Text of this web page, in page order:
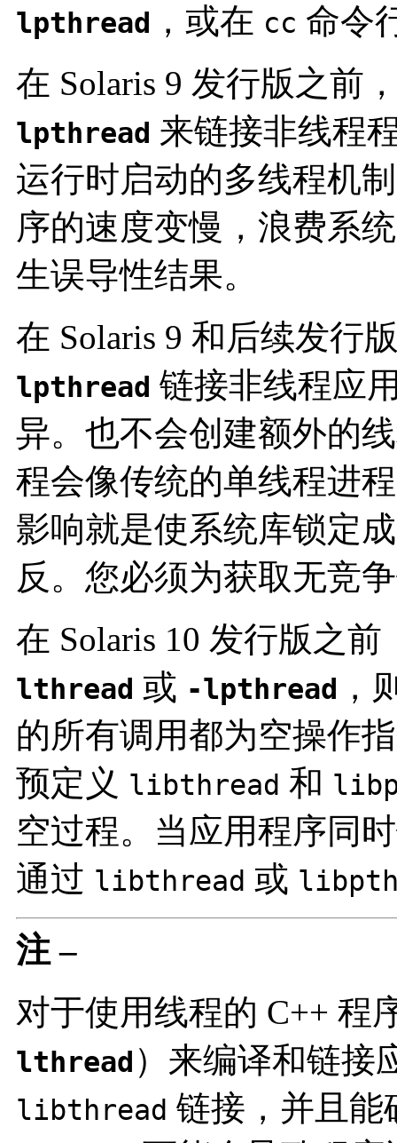
lpthread ，或在 cc 命令
在 Solaris 9 发行版之前
lpthread 来链接非线程
运行时启动的多线程机
序的速度变慢，浪费系
生误导性结果。
在 Solaris 9 和后续发行
lpthread 链接非线程应
异。也不会创建额外的
程会像传统的单线程进
影响就是使系统库锁定
反。您必须为获取无竞
在 Solaris 10 发行版之
lthread 或 -lpthread
，
的所有调用都为空操作
预定义 libthread 和
空过程。当应用程序同
通过 libthread 或
注 –
对于使用线程的 C++ 程
lthread ）来编译和链接
libthread 链接，并且能